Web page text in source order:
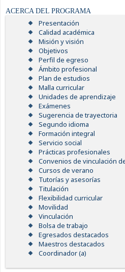
ACERCA DEL PROGRAMA
Presentación
Calidad académica
Misión y visión
Objetivos
Perfil de egreso
Ámbito profesional
Plan de estudios
Malla curricular
Unidades de aprendizaje
Exámenes
Sugerencia de trayectoria
Segundo idioma
Formación integral
Servicio social
Prácticas profesionales
Convenios de vinculación
Cursos de verano
Tutorías y asesorías
Titulación
Flexibilidad curricular
Movilidad
Vinculación
Bolsa de trabajo
Egresados destacados
Maestros destacados
Coordinador (a)